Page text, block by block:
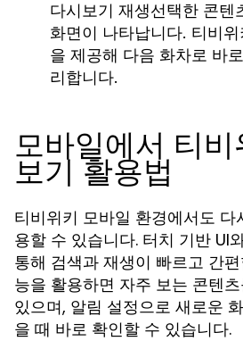
다시보기 재생선택한 콘텐
화면이 나타납니다. 티비
을 제공해 다음 화차로 바
리합니다.
모바일에서 티비
보기 활용법
티비위키 모바일 환경에서도 다
용할 수 있습니다. 터치 기반 UI
통해 검색과 재생이 빠르고 간
능을 활용하면 자주 보는 콘텐
있으며, 알림 설정으로 새로운
을 때 바로 확인할 수 있습니다.